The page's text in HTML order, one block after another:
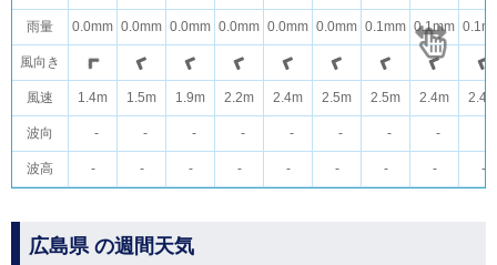
雨量
風向き
風速
波向
波高
0.0mm 0.0mm 0.0mm 0.0mm 0.0mm 0.0mm 0.1mm 0.1mm
1.4m 1.5m 1.9m 2.2m 2.4m 2.5m 2.5m 2.4m 2.4m
- - - - - - - -
- - - - - - - - -
広島県 の週間天気